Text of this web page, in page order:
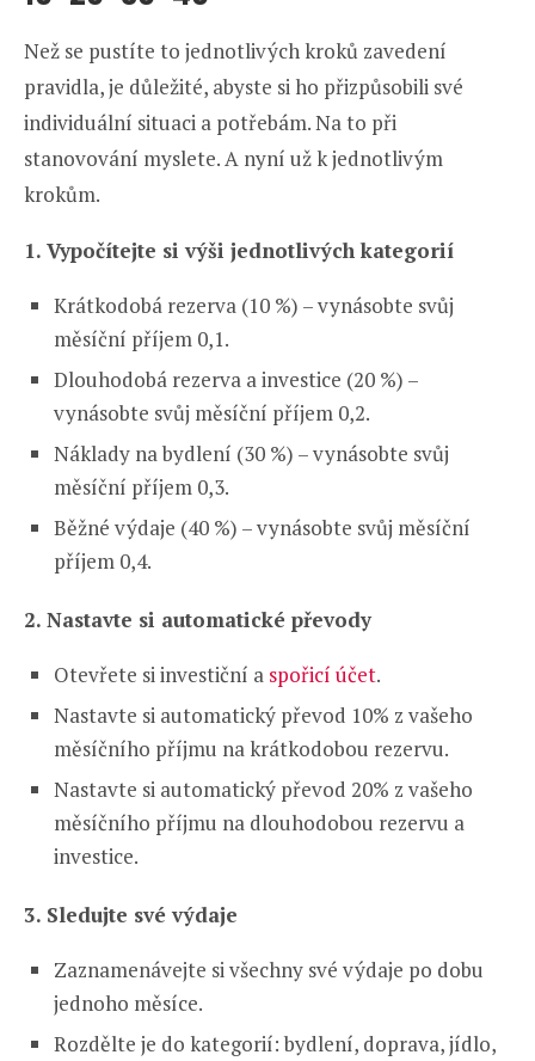
Než se pustíte to jednotlivých kroků zavedení
pravidla, je důležité, abyste si ho přizpůsobili své
individuální situaci a potřebám. Na to při
stanovování myslete. A nyní už k jednotlivým
krokům.
1. Vypočítejte si výši jednotlivých kategorií
Krátkodobá rezerva (10 %) – vynásobte svůj
měsíční příjem 0,1.
Dlouhodobá rezerva a investice (20 %) –
vynásobte svůj měsíční příjem 0,2.
Náklady na bydlení (30 %) – vynásobte svůj
měsíční příjem 0,3.
Běžné výdaje (40 %) – vynásobte svůj měsíční
příjem 0,4.
2. Nastavte si automatické převody
Otevřete si investiční a spořicí účet.
Nastavte si automatický převod 10% z vašeho
měsíčního příjmu na krátkodobou rezervu.
Nastavte si automatický převod 20% z vašeho
měsíčního příjmu na dlouhodobou rezervu a
investice.
3. Sledujte své výdaje
Zaznamenávejte si všechny své výdaje po dobu
jednoho měsíce.
Rozdělte je do kategorií: bydlení, doprava, jídlo,